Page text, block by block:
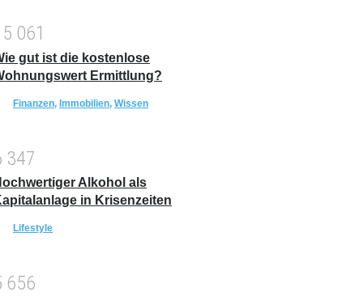
5 061
gut ist die kostenlose
Ermittlung?
Finanzen, Immobilien, Wissen
347
Alkohol als
in Krisenzeiten
Lifestyle
656